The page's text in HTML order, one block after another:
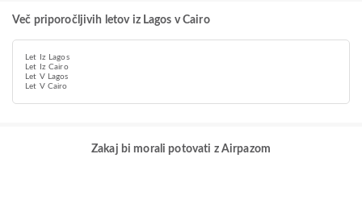
Več priporočljivih letov iz Lagos v Cairo
Let Iz Lagos
Let Iz Cairo
Let V Lagos
Let V Cairo
Zakaj bi morali potovati z Airpazom